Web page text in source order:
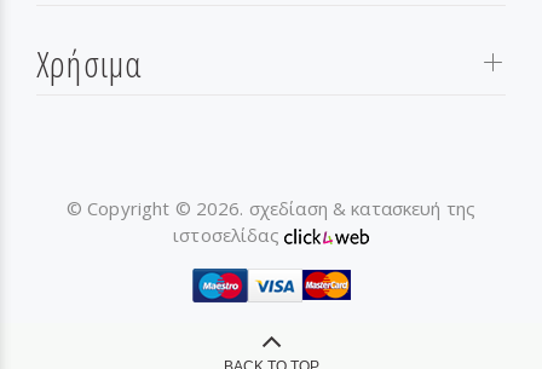
Χρήσιμα
© Copyright © 2026. σχεδίαση & κατασκευή της
ιστοσελίδας